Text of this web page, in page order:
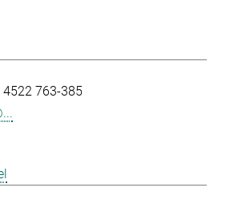
4522 763-385